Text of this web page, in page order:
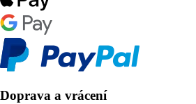
Doprava a vrácení